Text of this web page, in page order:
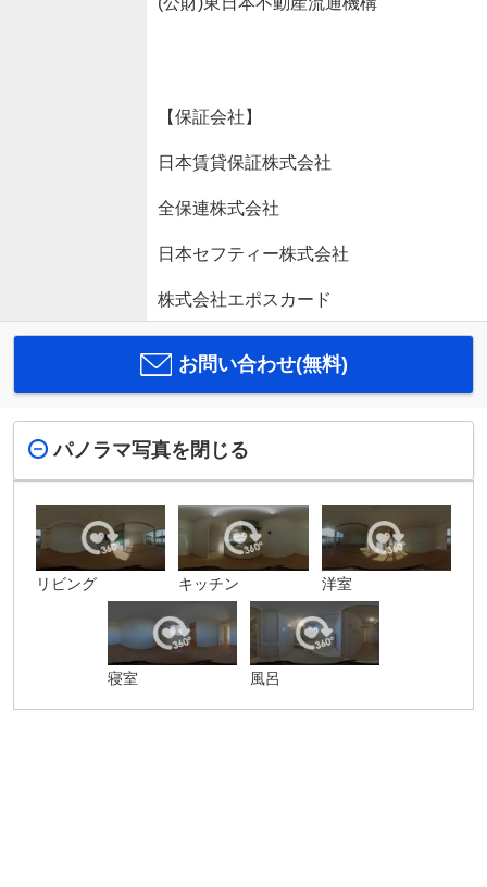
【保証会社】
日本賃貸保証株式会社
全保連株式会社
日本セフティー株式会社
株式会社エポスカード
お問い合わせ(無料)
パノラマ写真を閉じる
リビング キッチン 洋室
寝室 風呂